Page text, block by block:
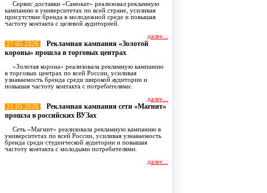
Сервис доставки «Самокат» реализовал рекламную
кампанию в университетах по всей стране, усиливая
присутствие бренда в молодежной среде и повышая
частоту контакта с целевой аудиторией.
далее...
27.05.2026
Рекламная кампания «Золотой
короны» прошла в торговых центрах
«Золотая корона» реализовала рекламную кампанию
в торговых центрах по всей России, усиливая
узнаваемость бренда среди широкой аудитории и
повышая частоту контакта с потребителями.
далее...
21.05.2026
Рекламная кампания сети «Магнит»
прошла в российских ВУЗах
Сеть «Магнит» реализовала рекламную кампанию в
университетах по всей России, усиливая узнаваемость
бренда среди студенческой аудитории и повышая
частоту контакта с молодыми потребителями.
далее...